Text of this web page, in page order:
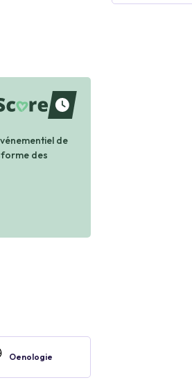
de
des
Oenologie